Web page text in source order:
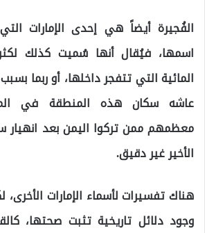
الفُجيرة أيضاً هي إحدى الإمارات
اسمها، فيُقال أنها سُميت كذلك
المائية التي تتفجر داخلها، أو ربما
عاشه سكان هذه المنطقة في
معظمهم ممن تركوا اليمن بعد انهيار
الأخير غير دقيق.
هناك تفسيرات لأسماء الإمارات الأخرى،
وجود دلائل تاريخية تثبت صحتها،